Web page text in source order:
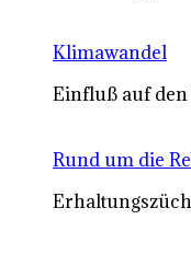
Klimawandel
Einfluß auf
Rund um die